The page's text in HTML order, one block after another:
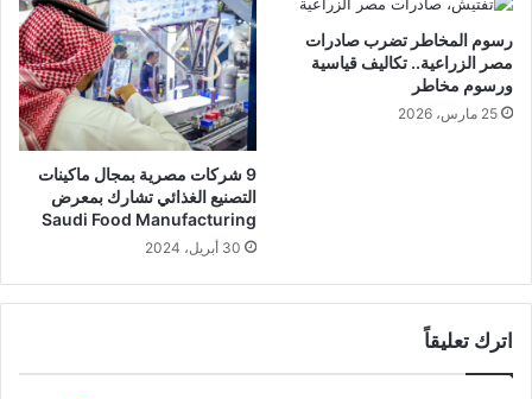
رسوم المخاطر تضرب صادرات
مصر الزراعية.. تكاليف قياسية
ورسوم مخاطر
25 مارس، 2026
9 شركات مصرية بمجال ماكينات
التصنيع الغذائي تشارك بمعرض
Saudi Food Manufacturing
30 أبريل، 2024
اترك تعليقاً